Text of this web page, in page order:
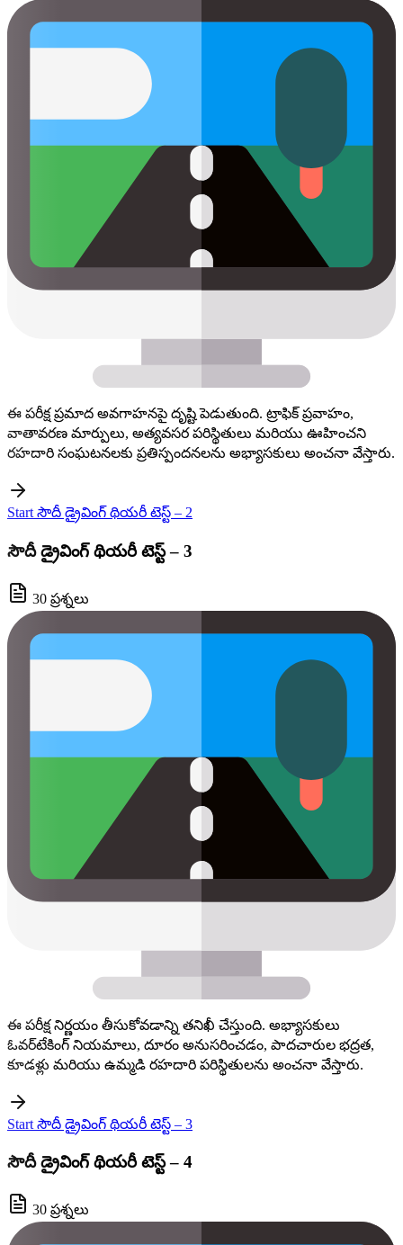
ఈ పరీక్ష ప్రమాద అవగాహనపై దృష్టి పెడుతుంది. ట్రాఫిక్ ప్రవాహం,
వాతావరణ మార్పులు, అత్యవసర పరిస్థితులు మరియు ఊహించని
రహదారి సంఘటనలకు ప్రతిస్పందనలను అభ్యాసకులు అంచనా వేస్తారు.
Start సౌదీ డ్రైవింగ్ థియరీ టెస్ట్ – 2
సౌదీ డ్రైవింగ్ థియరీ టెస్ట్ – 3
30 ప్రశ్నలు
ఈ పరీక్ష నిర్ణయం తీసుకోవడాన్ని తనిఖీ చేస్తుంది. అభ్యాసకులు
ఓవర్‌టేకింగ్ నియమాలు, దూరం అనుసరించడం, పాదచారుల భద్రత,
కూడళ్లు మరియు ఉమ్మడి రహదారి పరిస్థితులను అంచనా వేస్తారు.
Start సౌదీ డ్రైవింగ్ థియరీ టెస్ట్ – 3
సౌదీ డ్రైవింగ్ థియరీ టెస్ట్ – 4
30 ప్రశ్నలు